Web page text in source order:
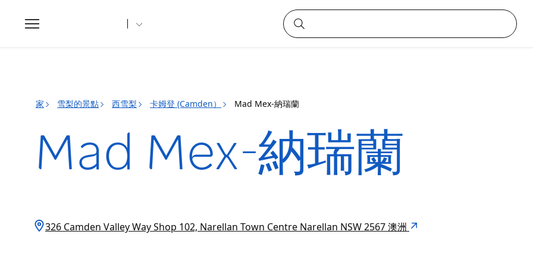
Toggle
navigation
家 雪梨的景點 西雪梨 卡姆登 (Camden） Mad Mex-納瑞蘭
Mad Mex-納瑞蘭
326 Camden Valley Way Shop 102, Narellan Town Centre Narellan NSW 2567 澳洲